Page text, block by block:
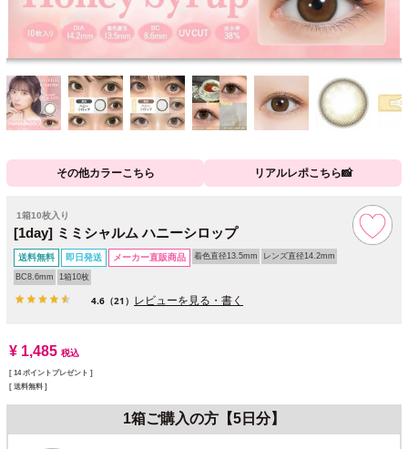
その他カラーこちら リアルレポこちら📸
1箱10枚入り
[1day] ミミシャルム ハニーシロップ
送料無料 即日発送 メーカー直販商品 着色直径13.5mm レンズ直径14.2mm
BC8.6mm 1箱10枚
4.6 （21） レビューを見る・書く
¥ 1,485 税込
[ 14 ポイントプレゼント ]
送料無料
1箱ご購入の方【5日分】